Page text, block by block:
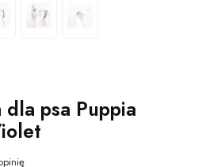
psa Puppia